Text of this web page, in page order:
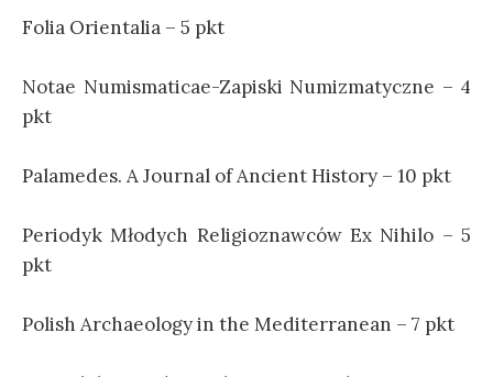
Folia Orientalia – 5 pkt
Notae Numismaticae-Zapiski Numizmatyczne – 4
pkt
Palamedes. A Journal of Ancient History – 10 pkt
Periodyk Młodych Religioznawców Ex Nihilo – 5
pkt
Polish Archaeology in the Mediterranean – 7 pkt